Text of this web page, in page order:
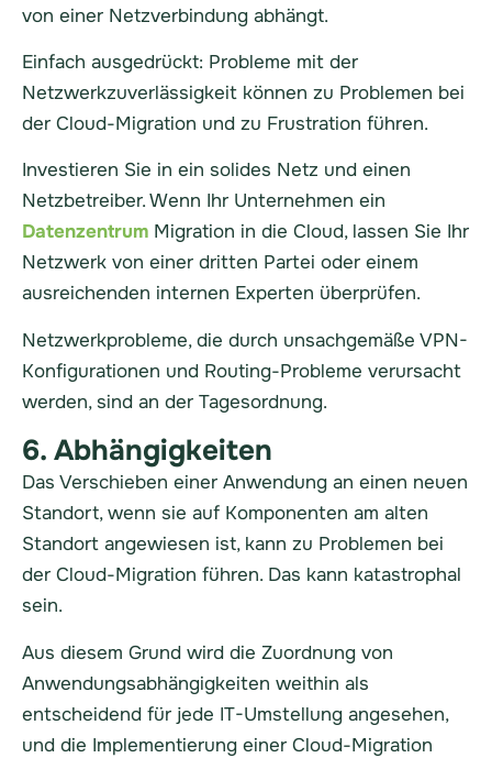
von einer Netzverbindung abhängt.
Einfach ausgedrückt: Probleme mit der
Netzwerkzuverlässigkeit können zu Problemen bei
der Cloud-Migration und zu Frustration führen.
Investieren Sie in ein solides Netz und einen
Netzbetreiber. Wenn Ihr Unternehmen ein
Datenzentrum Migration in die Cloud, lassen Sie Ihr
Netzwerk von einer dritten Partei oder einem
ausreichenden internen Experten überprüfen.
Netzwerkprobleme, die durch unsachgemäße VPN-
Konfigurationen und Routing-Probleme verursacht
werden, sind an der Tagesordnung.
6. Abhängigkeiten
Das Verschieben einer Anwendung an einen neuen
Standort, wenn sie auf Komponenten am alten
Standort angewiesen ist, kann zu Problemen bei
der Cloud-Migration führen. Das kann katastrophal
sein.
Aus diesem Grund wird die Zuordnung von
Anwendungsabhängigkeiten weithin als
entscheidend für jede IT-Umstellung angesehen,
und die Implementierung einer Cloud-Migration